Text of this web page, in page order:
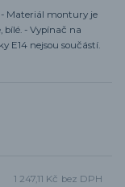
Materiál montury je
bílé. - Vypínač na
E14 nejsou součástí.
1 247,11 Kč bez DPH